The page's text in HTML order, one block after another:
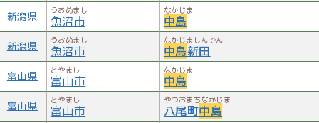
新潟県 うおぬまし
魚沼市
なかじま
中島
新潟県 うおぬまし
魚沼市
なかじましんでん
中島新田
富山県 とやまし
富山市
なかじま
中島
富山県 とやまし
富山市
やつおまちなかじま
八尾町中島